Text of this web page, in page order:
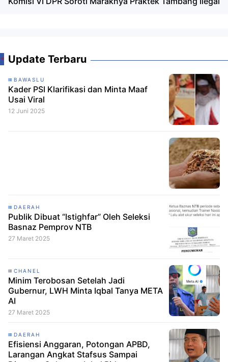
Update Terbaru
BAWASLU
Kader PSI Klarifikasi dan Minta Maaf
Usai Viral
12 Juni 2025
DAERAH
Publik Dibuat “Istighfar” Oleh Seleksi
Basnaz Pemprov NTB
27 Maret 2025
CHANEL
Minim Terobosan Setelah Jadi
Gubernur, LWH Minta Iqbal Tanya META
AI
27 Maret 2025
DAERAH
Efisiensi Anggaran, Potongan APBD,
Larangan Angkat Stafsus Sampai